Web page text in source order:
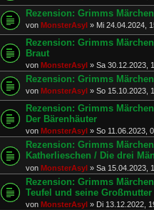
Rezension: Grimms
von MonsterAsyl » Mi 24.04.2024,
Rezension: Grimms
Braut
von MonsterAsyl » Sa 30.12.2023,
Rezension: Grimms
von MonsterAsyl » So 15.10.2023,
Rezension: Grimms
Der Bärenhäuter
von MonsterAsyl » So 11.06.2023,
Rezension: Grimms
Katherlieschen / Die drei
von MonsterAsyl » Sa 15.04.2023,
Rezension: Grimms
Teufel und seine Großmutter
von MonsterAsyl » Di 13.12.2022,